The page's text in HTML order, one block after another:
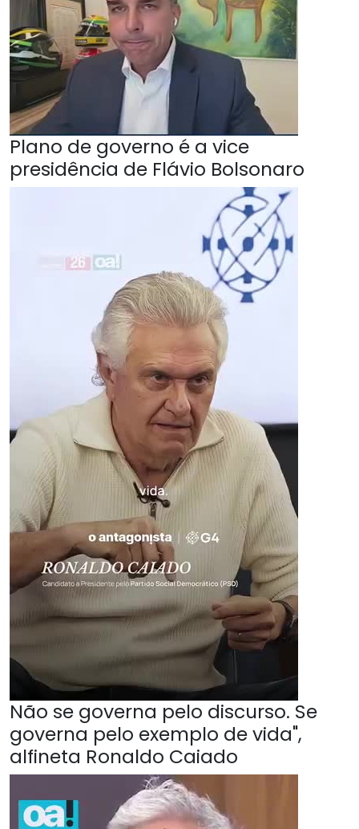
Plano de governo é a vice
presidência de Flávio Bolsonaro
Não se governa pelo discurso. Se
governa pelo exemplo de vida",
alfineta Ronaldo Caiado